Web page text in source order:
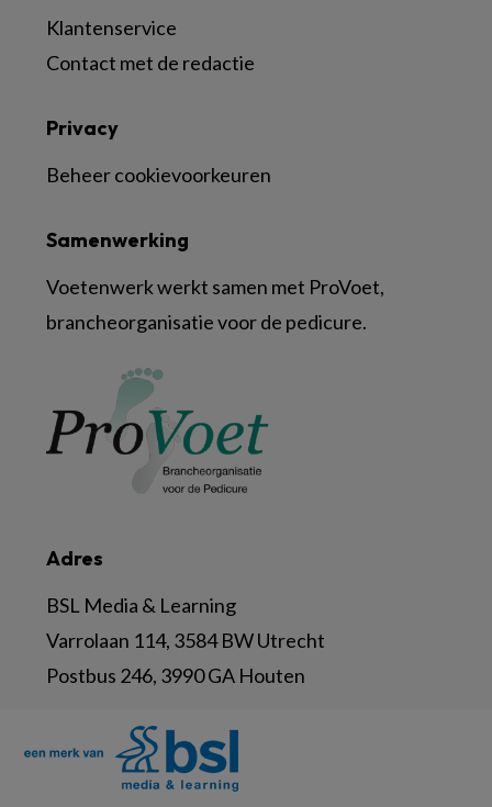
Klantenservice
Contact met de redactie
Adres
BSL Media & Learning
Varrolaan 114, 3584 BW Utrecht
Postbus 246, 3990 GA Houten
Samenwerking
Voetenwerk werkt samen met ProVoet,
brancheorganisatie voor de pedicure.
Privacy
Beheer cookievoorkeuren